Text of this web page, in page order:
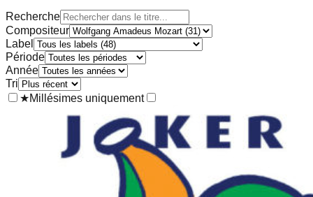
Recherche
Compositeur
Label
Période
Année
Tri
★Millésimes uniquement